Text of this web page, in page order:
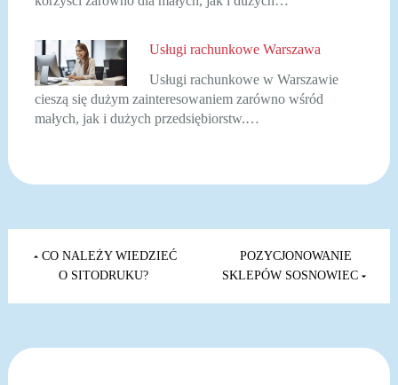
Usługi rachunkowe Warszawa
Usługi rachunkowe w Warszawie
cieszą się dużym zainteresowaniem zarówno wśród
małych, jak i dużych przedsiębiorstw.…
Nawigacja
wpisu
CO NALEŻY WIEDZIEĆ
O SITODRUKU?
POZYCJONOWANIE
SKLEPÓW SOSNOWIEC